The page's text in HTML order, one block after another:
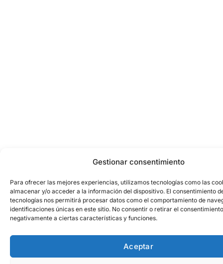
Gestionar consentimiento
Para ofrecer las mejores experiencias, utilizamos tecnologías como las
almacenar y/o acceder a la información del dispositivo. El consentimiento
tecnologías nos permitirá procesar datos como el comportamiento de
identificaciones únicas en este sitio. No consentir o retirar el
negativamente a ciertas características y funciones.
Aceptar